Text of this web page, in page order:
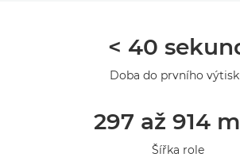
< 40
Doba do prvního
297 až 914
Šířka role